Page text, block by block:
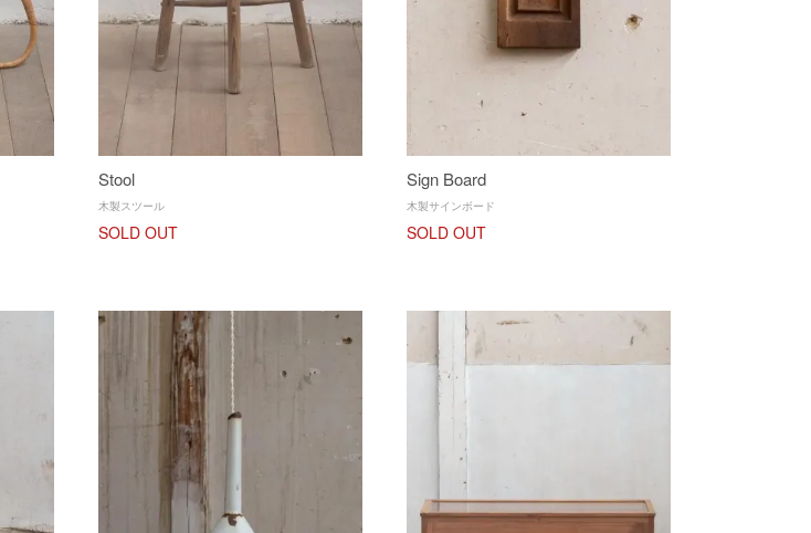
Stool
木製スツール
SOLD OUT
Sign Board
木製サインボード
SOLD OUT